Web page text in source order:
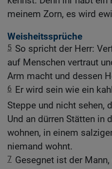
meinem Zorn, es wird
Weisheitssprüche
5 So spricht der Herr:
auf Menschen vertraut
Arm macht und dessen
6 Er wird sein wie ein
Steppe und nicht sehen,
Und an dürren Stätten in
wohnen, in einem
niemand wohnt.
7 Gesegnet ist der